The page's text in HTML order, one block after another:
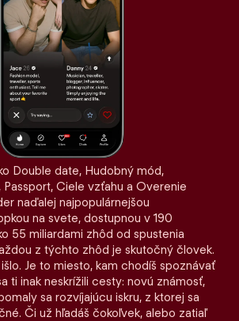
Double date, Hudobný mód,
Ciele vzťahu a Overenie
naďalej najpopulárnejšou
na svete, dostupnou v 190
55 miliardami zhôd od spustenia
z týchto zhôd je skutočný človek.
Je to miesto, kam chodíš spoznávať
ti inak neskrížili cesty: novú známosť,
sa rozvíjajúcu iskru, z ktorej sa
Či už hľadáš čokoľvek, alebo zatiaľ